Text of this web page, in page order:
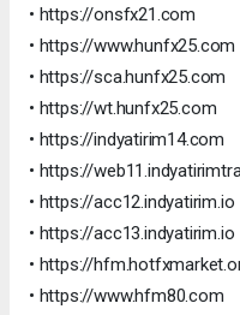
• https://onsfx21.com
• https://www.hunfx25.com
• https://sca.hunfx25.com
• https://wt.hunfx25.com
• https://indyatirim14.com
• https://
• https://acc12.indyatirim.io
• https://acc13.indyatirim.io
• https://
• https://www.hfm80.com